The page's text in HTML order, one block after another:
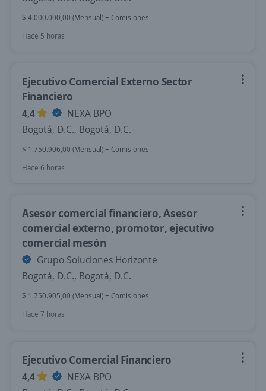
$ 4.000.000,00 (Mensual) + Comisiones
Hace 5 horas
Ejecutivo Comercial Externo Sector
Financiero
4,4
NEXA BPO
Bogotá, D.C., Bogotá, D.C.
$ 1.750.906,00 (Mensual) + Comisiones
Hace 6 horas
Asesor comercial financiero, Asesor
comercial externo, promotor, ejecutivo
comercial mesón
Grupo Soluciones Horizonte
Bogotá, D.C., Bogotá, D.C.
$ 1.750.905,00 (Mensual) + Comisiones
Hace 7 horas
Ejecutivo Comercial Financiero
4,4
NEXA BPO